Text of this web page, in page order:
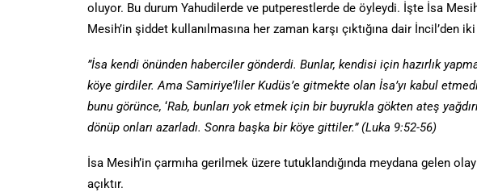
oluyor. Bu durum Yahudilerde ve putperestlerde de öyleydi. İşte İsa
Mesih’in şiddet kullanılmasına her zaman karşı çıktığına dair İncil’den
”İsa kendi önünden haberciler gönderdi. Bunlar, kendisi için hazırlık
köye girdiler. Ama Samiriye’liler Kudüs’e gitmekte olan İsa’yı kabul
bunu görünce, ‘Rab, bunları yok etmek için bir buyrukla gökten ateş
dönüp onları azarladı. Sonra başka bir köye gittiler.” (Luka 9:52-56)
İsa Mesih’in çarmıha gerilmek üzere tutuklandığında meydana gelen
açıktır.